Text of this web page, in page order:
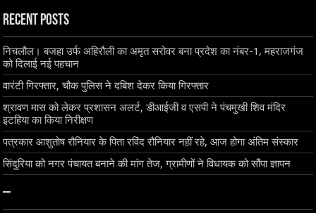
Recent Posts
निचलौल। बजहा उर्फ अहिरौली का अमृत सरोवर बना प्रदेश का नंबर-1, महराजगंज
को दिलाई नई पहचान
वारंटी गिरफ्तार, चौक पुलिस ने दबिश देकर किया गिरफ्तार
श्रावण मास को लेकर प्रशासन अलर्ट, डीआईजी व एसपी ने पंचमुखी शिव मंदिर
इटहिया का किया निरीक्षण
पत्रकार आशुतोष रौनियार के पिता रविंद रौनियार नहीं रहे, आज होगा अंतिम संस्कार
सिंदुरिया को नगर पंचायत बनाने की मांग तेज, ग्रामीणों ने विधायक को सौंपा ज्ञापन
–